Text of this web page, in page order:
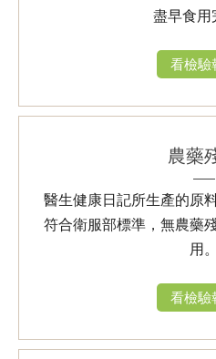
盡早食用
看檢驗
農藥
醫生健康日記所生產的原
符合衛服部標準，無農藥
用。
看檢驗